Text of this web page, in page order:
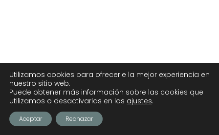
Utilizamos cookies para ofrecerle la mejor experiencia en
nuestro sitio web.
Puede obtener más información sobre las cookies que
utilizamos o desactivarlas en los ajustes.
Aceptar Rechazar